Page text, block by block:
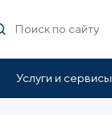
Услуги и сервисы